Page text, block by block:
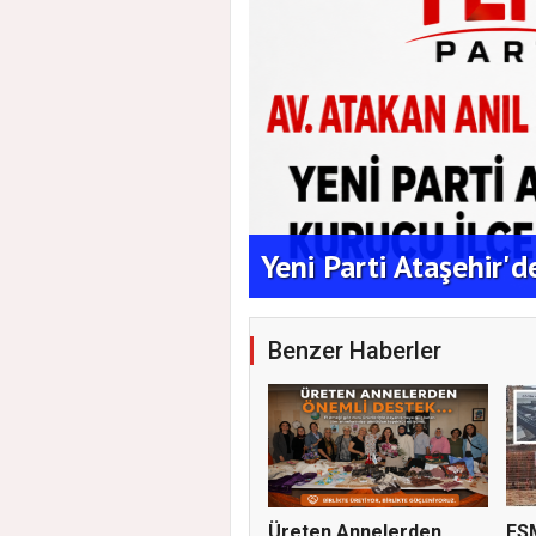
Yeni Parti
Benzer Haberler